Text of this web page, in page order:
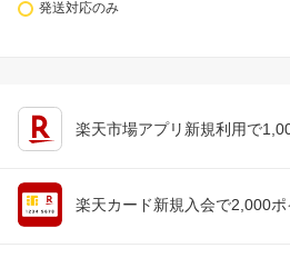
発送対応のみ
楽天市場アプリ新規利用で
楽天カード新規入会で2,000ポ